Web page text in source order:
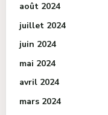
août 2024
juillet 2024
juin 2024
mai 2024
avril 2024
mars 2024